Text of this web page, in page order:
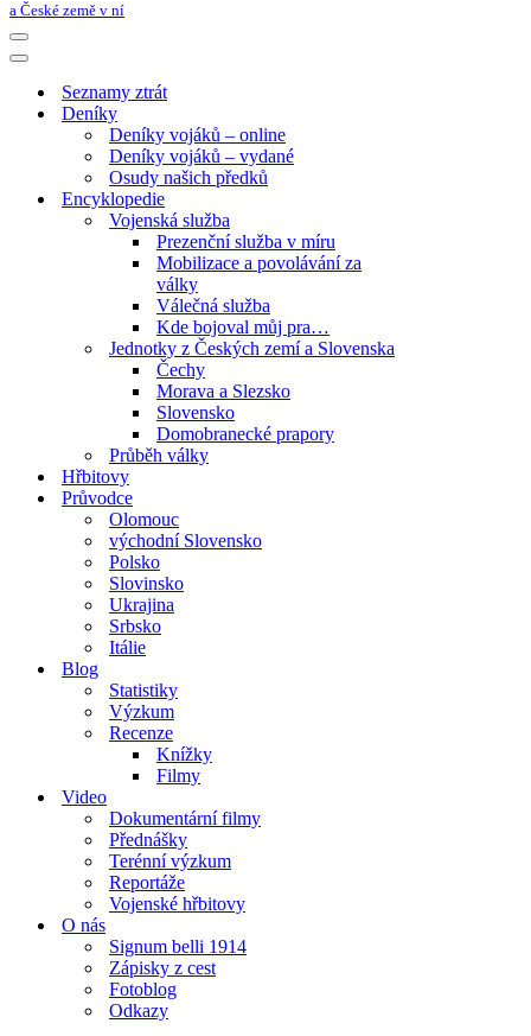
a České země v ní
Navigační
menu
Navigační
Seznamy ztrát
Deníky
Deníky vojáků – online
Deníky vojáků – vydané
Osudy našich předků
Encyklopedie
Vojenská služba
Prezenční služba v míru
Mobilizace a povolávání za
války
Válečná služba
Kde bojoval můj pra…
Jednotky z Českých zemí a Slovenska
Čechy
Morava a Slezsko
Slovensko
Domobranecké prapory
Průběh války
Hřbitovy
Průvodce
Olomouc
východní Slovensko
Polsko
Slovinsko
Ukrajina
Srbsko
Itálie
Blog
Statistiky
Výzkum
Recenze
Knížky
Filmy
Video
Dokumentární filmy
Přednášky
Terénní výzkum
Reportáže
Vojenské hřbitovy
O nás
Signum belli 1914
Zápisky z cest
Fotoblog
Odkazy